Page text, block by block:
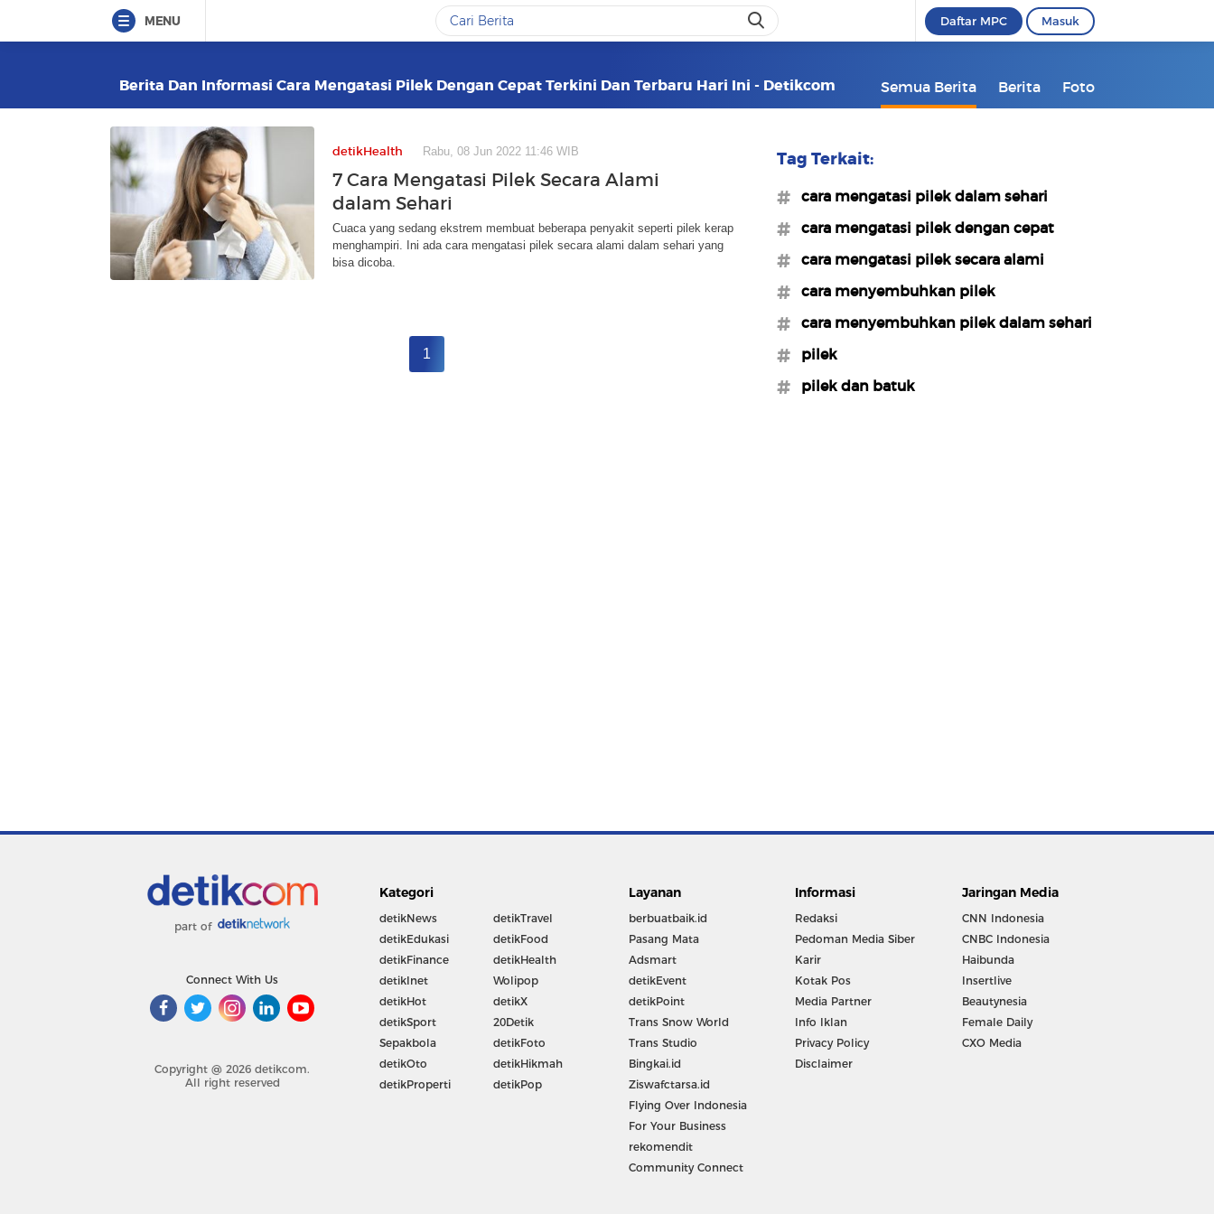
MENU Daftar MPC Masuk
Berita Dan Informasi Cara Mengatasi Pilek Dengan Cepat Terkini Dan Terbaru Hari Ini - Detikcom Semua Berita Berita Foto
detikHealth Rabu, 08 Jun 2022 11:46 WIB
7 Cara Mengatasi Pilek Secara Alami
dalam Sehari
Cuaca yang sedang ekstrem membuat beberapa penyakit seperti pilek kerap
menghampiri. Ini ada cara mengatasi pilek secara alami dalam sehari yang
bisa dicoba.
1
Tag Terkait:
#cara mengatasi pilek dalam sehari
#cara mengatasi pilek dengan cepat
#cara mengatasi pilek secara alami
#cara menyembuhkan pilek
#cara menyembuhkan pilek dalam sehari
#pilek
#pilek dan batuk
part of
Connect With Us
Copyright @ 2026 detikcom.
All right reserved
Kategori
detikNews
detikEdukasi
detikFinance
detikInet
detikHot
detikSport
Sepakbola
detikOto
detikProperti
detikTravel
detikFood
detikHealth
Wolipop
detikX
20Detik
detikFoto
detikHikmah
detikPop
Layanan
berbuatbaik.id
Pasang Mata
Adsmart
detikEvent
detikPoint
Trans Snow World
Trans Studio
Bingkai.id
Ziswafctarsa.id
Flying Over Indonesia
For Your Business
rekomendit
Community Connect
Informasi
Redaksi
Pedoman Media Siber
Karir
Kotak Pos
Media Partner
Info Iklan
Privacy Policy
Disclaimer
Jaringan Media
CNN Indonesia
CNBC Indonesia
Haibunda
Insertlive
Beautynesia
Female Daily
CXO Media